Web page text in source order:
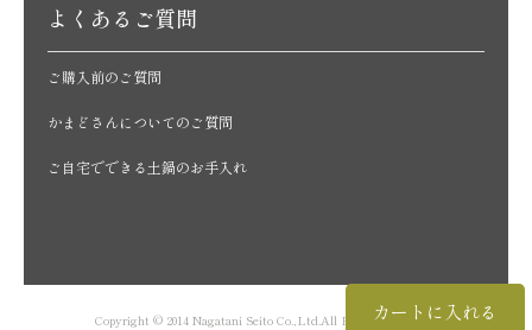
カートに入れる
よくあるご質問
ご購入前のご質問
かまどさんについてのご質問
ご自宅でできる土鍋のお手入れ
Copyright © 2014 Nagatani Seito Co.,Ltd.All Rights Reserved.